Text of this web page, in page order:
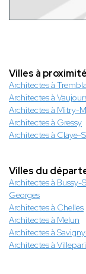
Villes à
Architectes à
Architectes à
Architectes à Mitry-
Architectes à Gressy
Architectes à Claye-
Villes du
Architectes à Bussy-
Georges
Architectes à Chelles
Architectes à Melun
Architectes à
Architectes à